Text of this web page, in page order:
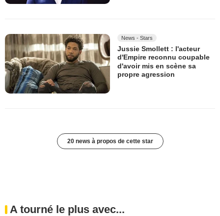
News - Stars
Jussie Smollett : l'acteur
d'Empire reconnu coupable
d'avoir mis en scène sa
propre agression
20 news à propos de cette star
A tourné le plus avec...